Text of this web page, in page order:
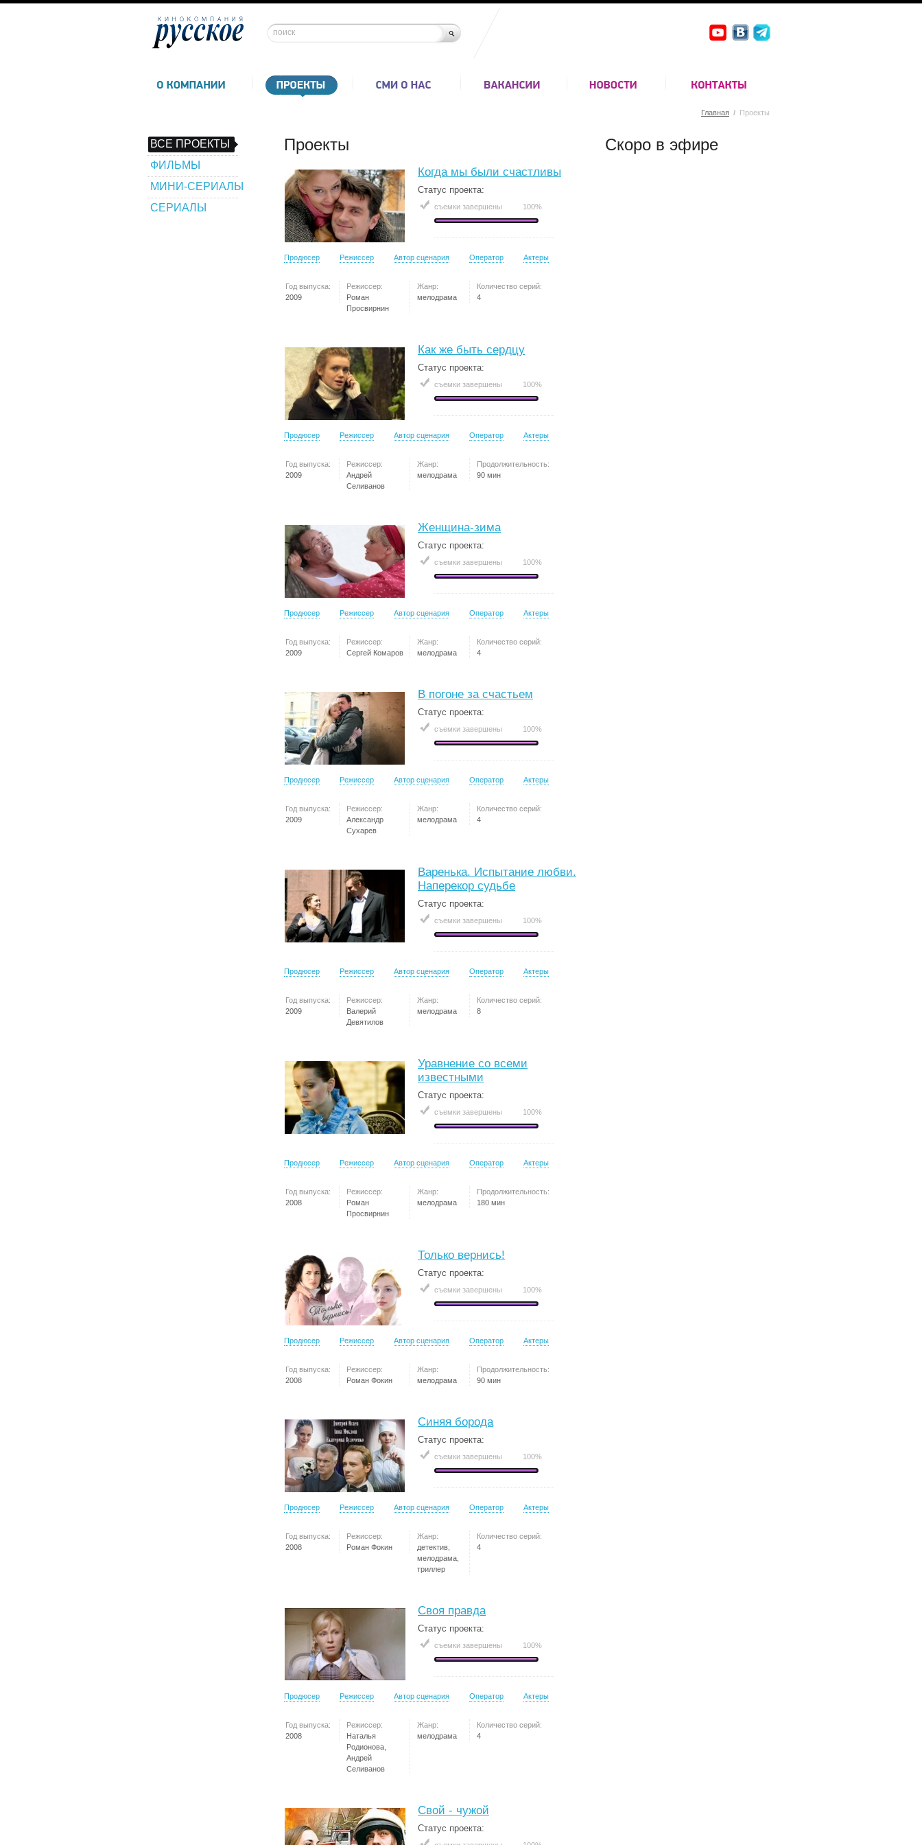
Главная / Проекты
ВСЕ ПРОЕКТЫ
ФИЛЬМЫ
МИНИ-СЕРИАЛЫ
СЕРИАЛЫ
Проекты
Когда мы были счастливы
Статус проекта:
съемки завершены 100%
Продюсер Режиссер Автор сценария Оператор Актеры
Год выпуска:
2009
Режиссер:
Роман
Просвирнин
Жанр:
мелодрама
Количество серий:
4
Как же быть сердцу
Статус проекта:
съемки завершены 100%
Продюсер Режиссер Автор сценария Оператор Актеры
Год выпуска:
2009
Режиссер:
Андрей
Селиванов
Жанр:
мелодрама
Продолжительность:
90 мин
Женщина-зима
Статус проекта:
съемки завершены 100%
Продюсер Режиссер Автор сценария Оператор Актеры
Год выпуска:
2009
Режиссер:
Сергей Комаров
Жанр:
мелодрама
Количество серий:
4
В погоне за счастьем
Статус проекта:
съемки завершены 100%
Продюсер Режиссер Автор сценария Оператор Актеры
Год выпуска:
2009
Режиссер:
Александр
Сухарев
Жанр:
мелодрама
Количество серий:
4
Варенька. Испытание любви.
Наперекор судьбе
Статус проекта:
съемки завершены 100%
Продюсер Режиссер Автор сценария Оператор Актеры
Год выпуска:
2009
Режиссер:
Валерий
Девятилов
Жанр:
мелодрама
Количество серий:
8
Уравнение со всеми
известными
Статус проекта:
съемки завершены 100%
Продюсер Режиссер Автор сценария Оператор Актеры
Год выпуска:
2008
Режиссер:
Роман
Просвирнин
Жанр:
мелодрама
Продолжительность:
180 мин
Только вернись!
Статус проекта:
съемки завершены 100%
Продюсер Режиссер Автор сценария Оператор Актеры
Год выпуска:
2008
Режиссер:
Роман Фокин
Жанр:
мелодрама
Продолжительность:
90 мин
Синяя борода
Статус проекта:
съемки завершены 100%
Продюсер Режиссер Автор сценария Оператор Актеры
Год выпуска:
2008
Режиссер:
Роман Фокин
Жанр:
детектив,
мелодрама,
триллер
Количество серий:
4
Своя правда
Статус проекта:
съемки завершены 100%
Продюсер Режиссер Автор сценария Оператор Актеры
Год выпуска:
2008
Режиссер:
Наталья
Родионова,
Андрей
Селиванов
Жанр:
мелодрама
Количество серий:
4
Свой - чужой
Статус проекта:
Скоро в эфире